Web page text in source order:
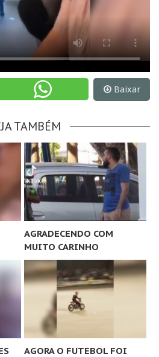
Baixar
TAMBÉM
AGRADECENDO COM
MUITO CARINHO
AGORA O FUTEBOL FOI